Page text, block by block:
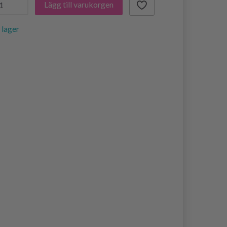
Lägg till varukorgen
lager